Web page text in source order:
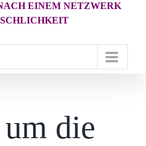
EINEM NETZWERK
die